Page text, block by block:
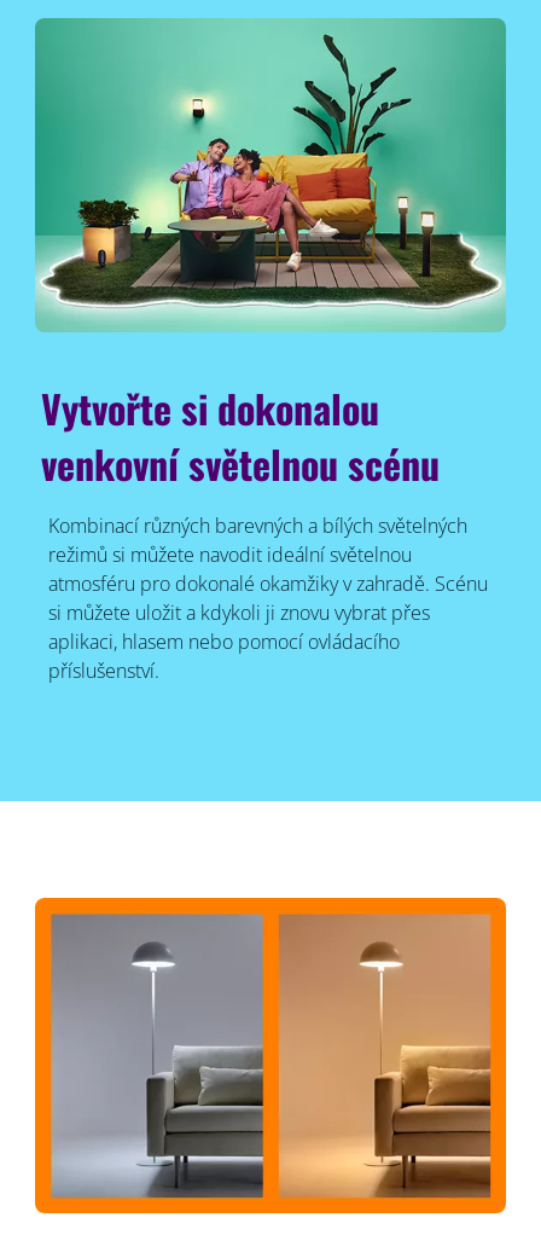
Vytvořte si dokonalou
venkovní světelnou scénu
Kombinací různých barevných a bílých světelných
režimů si můžete navodit ideální světelnou
atmosféru pro dokonalé okamžiky v zahradě. Scénu
si můžete uložit a kdykoli ji znovu vybrat přes
aplikaci, hlasem nebo pomocí ovládacího
příslušenství.